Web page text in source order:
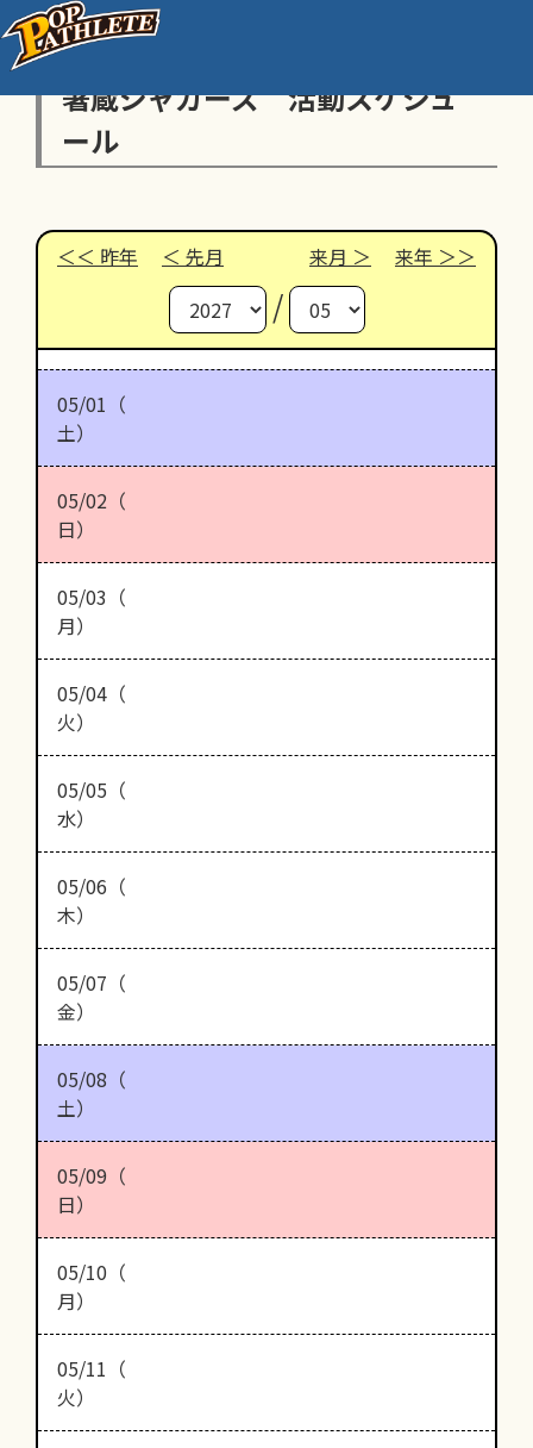
箸蔵ジャガーズ 活動スケジュ
ール
昨年 先月 来月 来年
/
05/01（
土）
05/02（
日）
05/03（
月）
05/04（
火）
05/05（
水）
05/06（
木）
05/07（
金）
05/08（
土）
05/09（
日）
05/10（
月）
05/11（
火）